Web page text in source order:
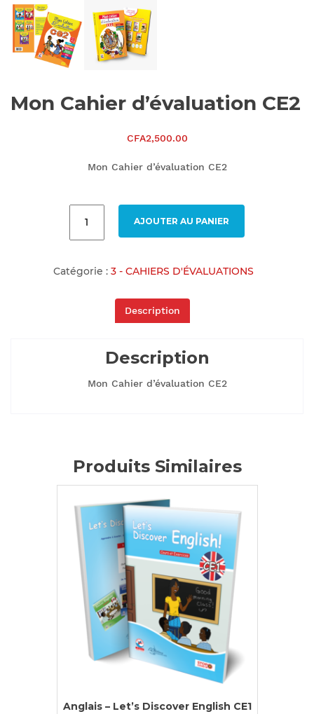
Mon Cahier d’évaluation CE2
CFA2,500.00
Mon Cahier d’évaluation CE2
AJOUTER AU PANIER
Catégorie : 3 - CAHIERS D'ÉVALUATIONS
Description
Description
Mon Cahier d’évaluation CE2
Produits Similaires
Anglais – Let’s Discover English CE1